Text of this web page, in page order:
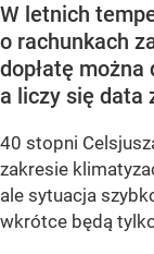
W letnich
o rachunkach
dopłatę
a liczy się data
40 stopni
zakresie
ale sytuacja
wkrótce będą